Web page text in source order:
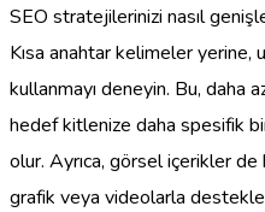
SEO stratejilerinizi nasıl
Kısa anahtar kelimeler
kullanmayı deneyin. Bu, daha
hedef kitlenize daha spesifik
olur. Ayrıca, görsel içerikler
grafik veya videolarla